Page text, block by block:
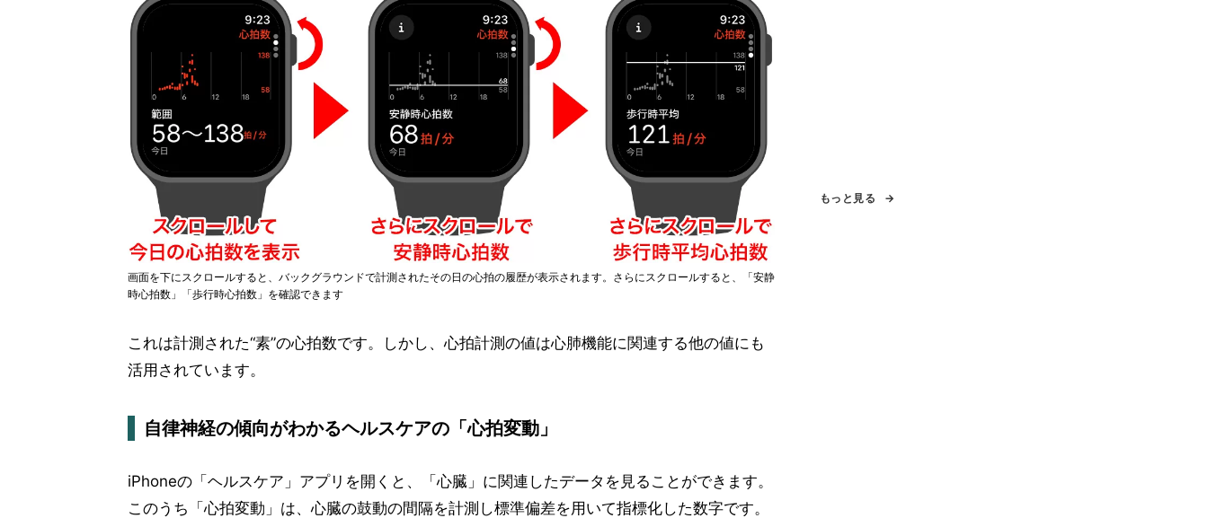
画面を下にスクロールすると、バックグラウンドで計測されたその日の心拍の履歴が表示されます。さらにスクロールすると、「安静
時心拍数」「歩行時心拍数」を確認できます
これは計測された“素”の心拍数です。しかし、心拍計測の値は心肺機能に関連する他の値にも
活用されています。
自律神経の傾向がわかるヘルスケアの「心拍変動」
iPhoneの「ヘルスケア」アプリを開くと、「心臓」に関連したデータを見ることができます。
このうち「心拍変動」は、心臓の鼓動の間隔を計測し標準偏差を用いて指標化した数字です。
もっと見る